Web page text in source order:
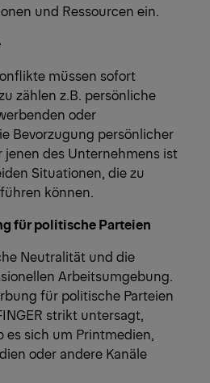
und Ressourcen ein.
müssen sofort
zählen z.B. persönliche
oder
Bevorzugung persönlicher
des Unternehmens ist
Situationen, die zu
können.
für politische Parteien
Neutralität und die
Arbeitsumgebung.
für politische Parteien
strikt untersagt,
es sich um Printmedien,
oder andere Kanäle